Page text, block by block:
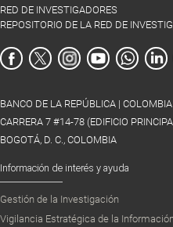
RED DE INVESTIGADORES
REPOSITORIO DE LA RED DE
BANCO DE LA REPÚBLICA | COLOMBIA
CARRERA 7 #14-78 (EDIFICIO
BOGOTÁ, D. C., COLOMBIA
Información de interés y ayuda
Gestión de la Investigación
Vigilancia Estratégica de la